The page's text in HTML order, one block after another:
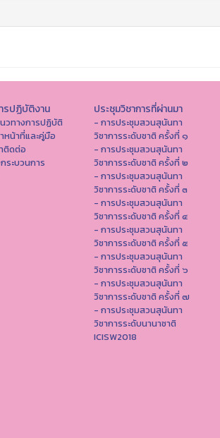
รปฏิบัติงาน
วทางการปฏิบัติ
หน้าที่และคู่มือ
ติดต่อ
ระบวนการ
ประชุมวิชาการที่ผ่านมา
- การประชุมสวนสุนันทา
วิชาการระดับชาติ ครั้งที่ ๑
- การประชุมสวนสุนันทา
วิชาการระดับชาติ ครั้งที่ ๒
- การประชุมสวนสุนันทา
วิชาการระดับชาติ ครั้งที่ ๓
- การประชุมสวนสุนันทา
วิชาการระดับชาติ ครั้งที่ ๔
- การประชุมสวนสุนันทา
วิชาการระดับชาติ ครั้งที่ ๕
- การประชุมสวนสุนันทา
วิชาการระดับชาติ ครั้งที่ ๖
- การประชุมสวนสุนันทา
วิชาการระดับชาติ ครั้งที่ ๗
- การประชุมสวนสุนันทา
วิชาการระดับนานาชาติ
ICISW2018